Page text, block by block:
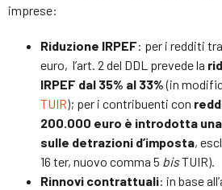
imprese:
Riduzione IRPEF: per i redditi tra
euro, l’art. 2 del DDL prevede la
IRPEF dal 35% al 33%(in
TUIR); per i contribuenti con
200.000 euro è introdotta
sulle detrazioni d’imposta,
16 ter, nuovo comma 5 bisTUIR).
Rinnovi contrattuali: in base